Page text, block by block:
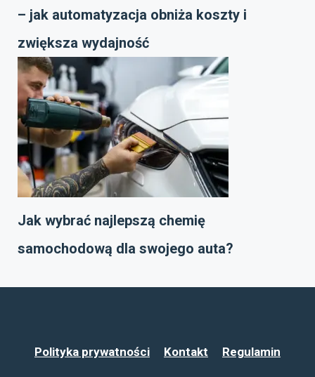
– jak automatyzacja obniża koszty i
zwiększa wydajność
Jak wybrać najlepszą chemię
samochodową dla swojego auta?
Polityka prywatności Kontakt Regulamin